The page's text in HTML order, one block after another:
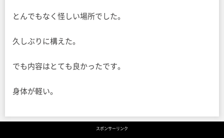
とんでもなく怪しい場所でした。
久しぶりに構えた。
でも内容はとても良かったです。
身体が軽い。
スポンサーリンク